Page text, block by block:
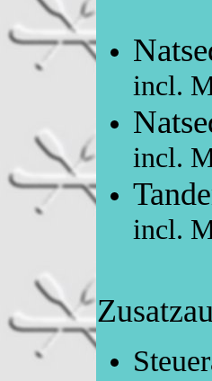
incl.
incl.
incl.